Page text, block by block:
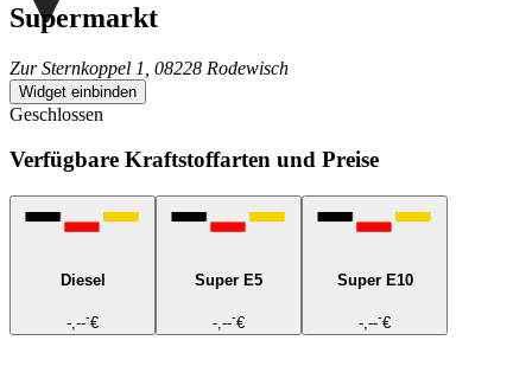
Supermarkt
Zur Sternkoppel 1, 08228 Rodewisch
Widget einbinden
Geschlossen
Verfügbare Kraftstoffarten und Preise
Diesel
-,---€
Super E5
-,---€
Super E10
-,---€